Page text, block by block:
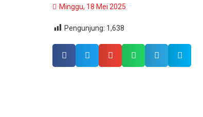
Minggu, 18 Mei 2025
Pengunjung: 1,638